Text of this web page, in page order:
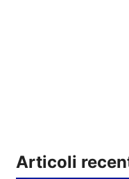
Articoli